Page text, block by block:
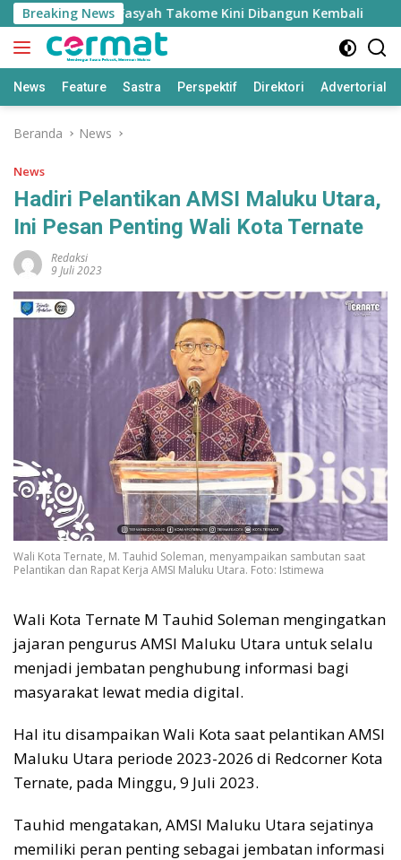
Langsung
ke
konten
Breaking News
Nurul Fasyah Takome Kini Dibangun Kembali
News Feature Sastra Perspektif Direktori Advertorial
Beranda News
News
Hadiri Pelantikan AMSI Maluku Utara,
Ini Pesan Penting Wali Kota Ternate
Redaksi
9 Juli 2023
Wali Kota Ternate, M. Tauhid Soleman, menyampaikan sambutan saat
Pelantikan dan Rapat Kerja AMSI Maluku Utara. Foto: Istimewa
Wali Kota Ternate M Tauhid Soleman mengingatkan
jajaran pengurus AMSI Maluku Utara untuk selalu
menjadi jembatan penghubung informasi bagi
masyarakat lewat media digital.
Hal itu disampaikan Wali Kota saat pelantikan AMSI
Maluku Utara periode 2023-2026 di Redcorner Kota
Ternate, pada Minggu, 9 Juli 2023.
Tauhid mengatakan, AMSI Maluku Utara sejatinya
memiliki peran penting sebagai jembatan informasi